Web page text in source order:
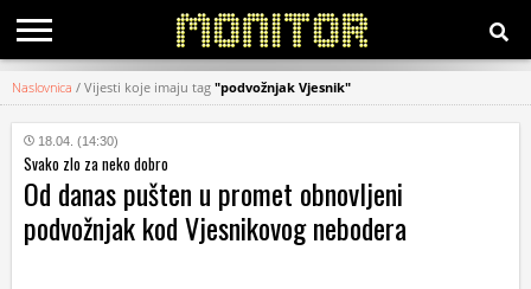
KATEGORIJE
HRVATSKI
WEB
Naslovnica / Vijesti koje imaju tag "podvožnjak Vjesnik"
18.04. (14:30)
Svako zlo za neko dobro
Od danas pušten u promet obnovljeni
podvožnjak kod Vjesnikovog nebodera